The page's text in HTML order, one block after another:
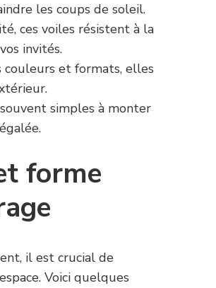
les coups de soleil.
ces voiles résistent à la
invités.
et formats, elles
simples à monter
forme
il est crucial de
Voici quelques